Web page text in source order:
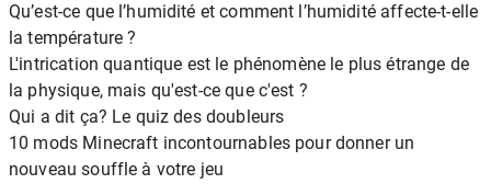
Qu’est-ce que l’humidité et comment l’humidité affecte-t-elle
la température ?
L'intrication quantique est le phénomène le plus étrange de
la physique, mais qu'est-ce que c'est ?
Qui a dit ça? Le quiz des doubleurs
10 mods Minecraft incontournables pour donner un
nouveau souffle à votre jeu